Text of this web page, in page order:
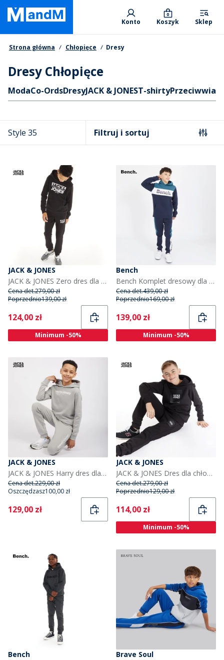
Skip
main
content
Primary departments
Konto Koszyk
0
Sklep
Nawigacja okruszkowa
Strona główna Chłopięce Dresy
Dresy Chłopięce
Skróty
ModaCo-OrdsDresyJACK & JONEST-shirty
Style 35 Filtruj i sortuj
JACK & JONES
JACK & JONES Zero dres dla chłopca kolor czarny
Cena det.279,00 zł
Poprzednio139,00 zł
Current
124,00 zł
Minimum -50%
Bench
Bench Komplet dresowy dla chłopca kolor granatowy
Cena det.439,00 zł
Poprzednio169,00 zł
Current
139,00 zł
Minimum -50%
JACK & JONES
JACK & JONES Harry dres dla chłopca kolor Alloy
Cena det.229,00 zł
Oszczędzasz100,00 zł
Current
129,00 zł
JACK & JONES
JACK & JONES Dres dla chłopca kolor czarny
Cena det.279,00 zł
Poprzednio129,00 zł
Current
114,00 zł
Minimum -50%
Bench
Brave Soul